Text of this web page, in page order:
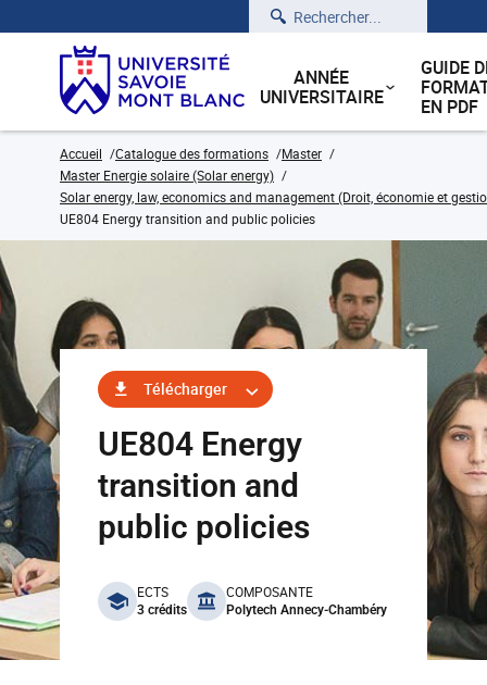
Rechercher
ANNÉE
UNIVERSITAIRE
GUIDE
EN PDF
Accueil Catalogue des formations
Master
Master Energie solaire (Solar energy)
Solar energy, law, economics and management (Droit, économie et
UE804 Energy transition and public policies
Télécharger
UE804 Energy
transition and
public policies
benefits
ECTS
3 crédits
COMPOSANTE
Polytech Annecy-Chambéry